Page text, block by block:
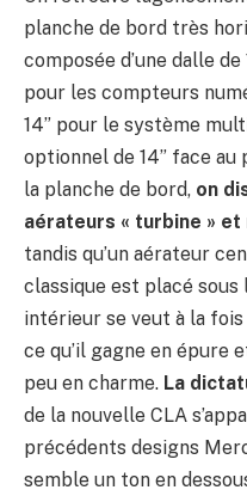
planche de bord très
composée d’une dalle
pour les compteurs
14” pour le système
optionnel de 14” face au
la planche de bord, on
aérateurs « turbine »
tandis qu’un aérateur
classique est placé sous
intérieur se veut à la
ce qu’il gagne en épure
peu en charme. La
de la nouvelle CLA
précédents designs
semble un ton en